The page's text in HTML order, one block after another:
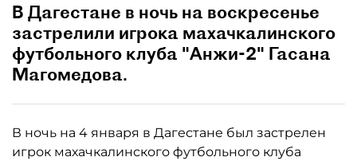
В Дагестане в ночь на воскресенье
застрелили игрока махачкалинского
футбольного клуба "Анжи-2" Гасана
Магомедова.
В ночь на 4 января в Дагестане был застрелен
игрок махачкалинского футбольного клуба